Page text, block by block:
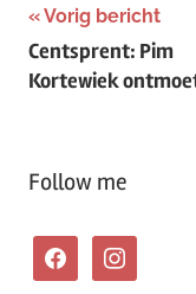
Bericht
navigatie
Vorig bericht
Centsprent: Pim
Kortewiek
Follow me
facebookinstagram